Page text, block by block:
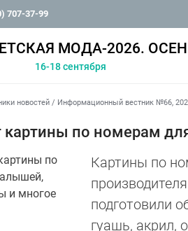
707-37-99
МОДА-2026.
16-18 сентября
новостей / Информационный вестник №66,
картины по номерам
Картины по
подготовили
гуашь, акрил,